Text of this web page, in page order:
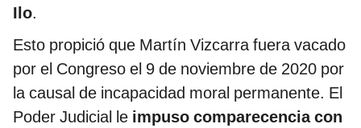
Ilo.
Esto propició que Martín Vizcarra fuera vacado
por el Congreso el 9 de noviembre de 2020 por
la causal de incapacidad moral permanente. El
Poder Judicial le impuso comparecencia con